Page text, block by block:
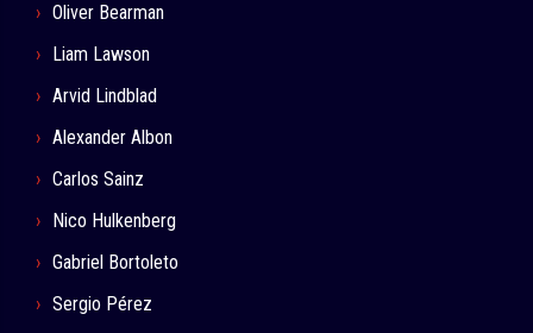
Oliver Bearman
Liam Lawson
Arvid Lindblad
Alexander Albon
Carlos Sainz
Nico Hulkenberg
Gabriel Bortoleto
Sergio Pérez